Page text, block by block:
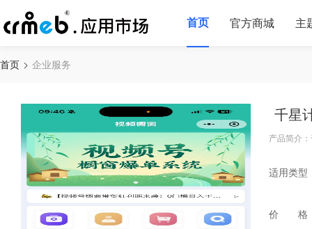
首页 官方商城 主
首页 企业服务
千星
产品简介
适用类型
价 格